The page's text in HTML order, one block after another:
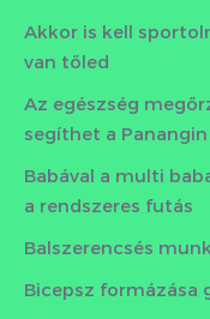
Akkor is kell
van tőled
Az egészség
segíthet a
Babával a multi
a rendszeres futás
Balszerencsés
Bicepsz formázása